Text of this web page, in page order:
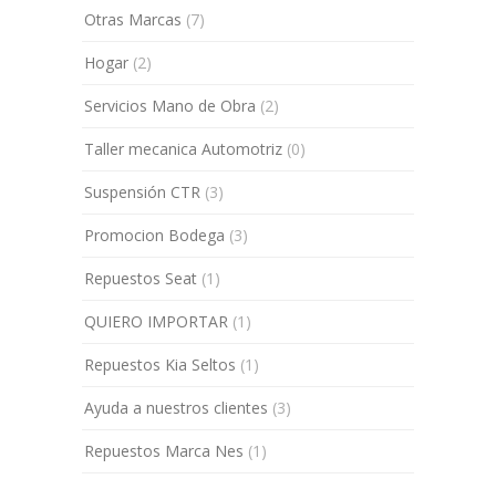
Otras Marcas (7)
Hogar (2)
Servicios Mano de Obra (2)
Taller mecanica Automotriz (0)
Suspensión CTR (3)
Promocion Bodega (3)
Repuestos Seat (1)
QUIERO IMPORTAR (1)
Repuestos Kia Seltos (1)
Ayuda a nuestros clientes (3)
Repuestos Marca Nes (1)